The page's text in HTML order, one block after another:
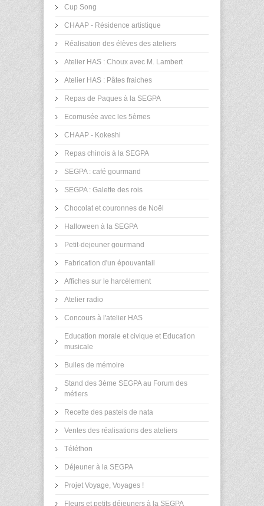
Cup Song
CHAAP - Résidence artistique
Réalisation des élèves des ateliers
Atelier HAS : Choux avec M. Lambert
Atelier HAS : Pâtes fraiches
Repas de Paques à la SEGPA
Ecomusée avec les 5èmes
CHAAP - Kokeshi
Repas chinois à la SEGPA
SEGPA : café gourmand
SEGPA : Galette des rois
Chocolat et couronnes de Noël
Halloween à la SEGPA
Petit-dejeuner gourmand
Fabrication d'un épouvantail
Affiches sur le harcélement
Atelier radio
Concours à l'atelier HAS
Education morale et civique et Education
musicale
Bulles de mémoire
Stand des 3ème SEGPA au Forum des
métiers
Recette des pasteis de nata
Ventes des réalisations des ateliers
Téléthon
Déjeuner à la SEGPA
Projet Voyage, Voyages !
Fleurs et petits déjeuners à la SEGPA